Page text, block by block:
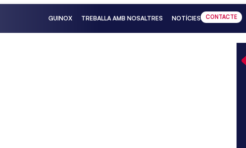
GUINOX TREBALLA AMB NOSALTRES NOTÍCIES CONTACTE